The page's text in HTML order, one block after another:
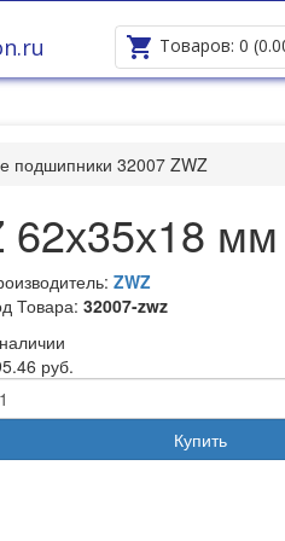
Ваш
 Товаров: 0
подшипники 32007 ZWZ
62х35х18 мм
ZWZ
Товара: 32007-zwz
руб.
Купить